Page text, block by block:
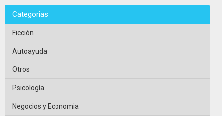
Categorias
Ficción
Autoayuda
Otros
Psicología
Negocios y Economia